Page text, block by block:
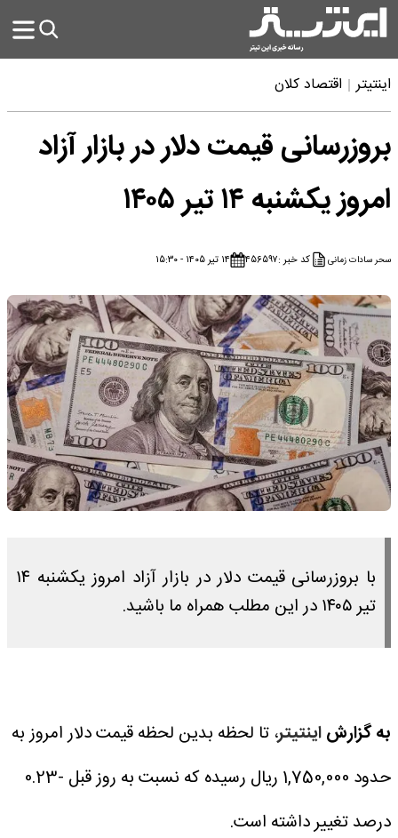
اینتیتر اقتصاد کلان
بروزرسانی قیمت دلار در بازار آزاد
امروز یکشنبه ۱۴ تیر ۱۴۰۵
سحر سادات زمانی کد خبر :۴۵۶۵۹۷ ۱۴ تیر ۱۴۰۵ - ۱۵:۳۰
با بروزرسانی قیمت دلار در بازار آزاد امروز یکشنبه ۱۴
تیر ۱۴۰۵ در این مطلب همراه ما باشید.
به گزارشاینتیتر، تا لحظه بدین لحظه قیمت دلار امروز به
حدود 1,750,000 ریال رسیده که نسبت به روز قبل -0.23
درصد تغییر داشته است.